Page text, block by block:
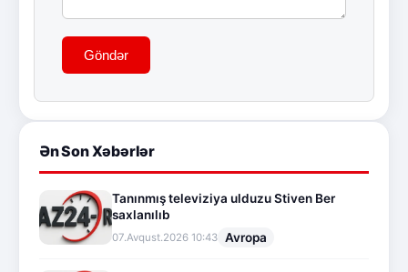
Göndər
Ən Son Xəbərlər
Tanınmış televiziya ulduzu Stiven Ber
saxlanılıb
07.Avqust.2026 10:43 Avropa